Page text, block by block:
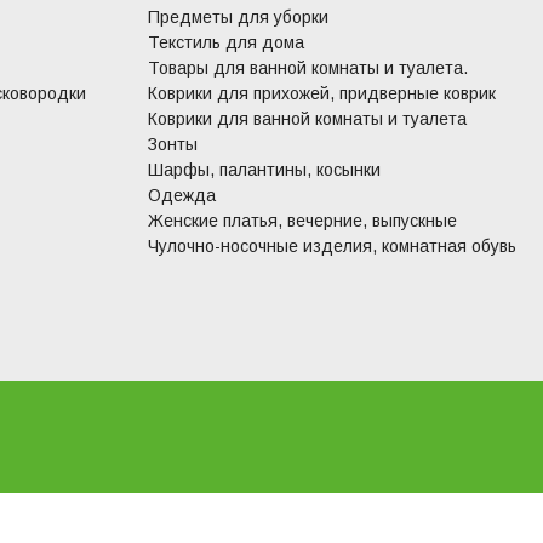
Предметы для уборки
Текстиль для дома
Товары для ванной комнаты и туалета.
Коврики для прихожей, придверные коврик
Коврики для ванной комнаты и туалета
Зонты
Шарфы, палантины, косынки
Одежда
Женские платья, вечерние, выпускные
Чулочно-носочные изделия, комнатная обувь